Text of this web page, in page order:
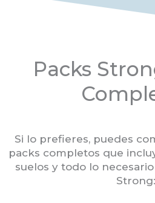
Packs
Si lo prefieres, puedes
packs completos que
suelos y todo lo
Strong: